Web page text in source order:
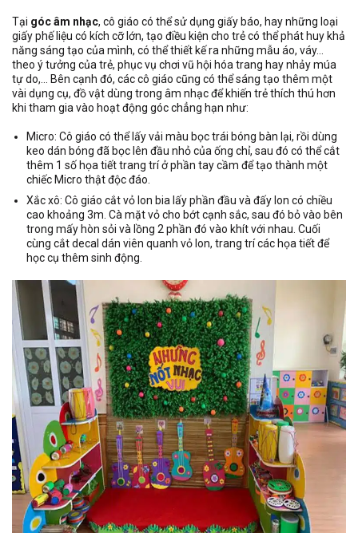
Tại góc âm nhạc, cô giáo có thể sử dụng giấy báo, hay những loại
giấy phế liệu có kích cỡ lớn, tạo điều kiện cho trẻ có thể phát huy khả
năng sáng tạo của mình, có thể thiết kế ra những mẫu áo, váy…
theo ý tưởng của trẻ, phục vụ chơi vũ hội hóa trang hay nhảy múa
tự do,… Bên cạnh đó, các cô giáo cũng có thể sáng tạo thêm một
vài dụng cụ, đồ vật dùng trong âm nhạc để khiến trẻ thích thú hơn
khi tham gia vào hoạt động góc chẳng hạn như:
Micro: Cô giáo có thể lấy vải màu bọc trái bóng bàn lại, rồi dùng
keo dán bóng đã bọc lên đầu nhỏ của ống chỉ, sau đó có thể cắt
thêm 1 số họa tiết trang trí ở phần tay cầm để tạo thành một
chiếc Micro thật độc đáo.
Xắc xô: Cô giáo cắt vỏ lon bia lấy phần đầu và đấy lon có chiều
cao khoảng 3m. Cà mặt vỏ cho bớt cạnh sắc, sau đó bỏ vào bên
trong mấy hòn sỏi và lồng 2 phần đó vào khít với nhau. Cuối
cùng cắt decal dán viên quanh vỏ lon, trang trí các họa tiết để
học cụ thêm sinh động.